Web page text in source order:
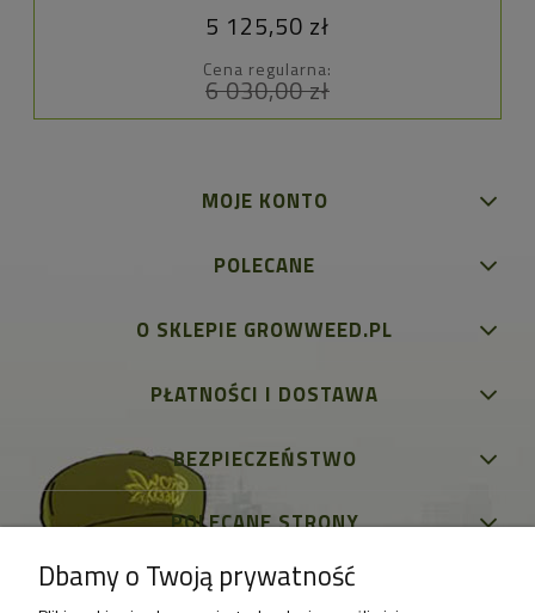
5 125,50 zł
Cena regularna:
6 030,00 zł
MOJE KONTO
POLECANE
O SKLEPIE GROWWEED.PL
PŁATNOŚCI I DOSTAWA
BEZPIECZEŃSTWO
POLECANE STRONY
Dbamy o Twoją prywatność